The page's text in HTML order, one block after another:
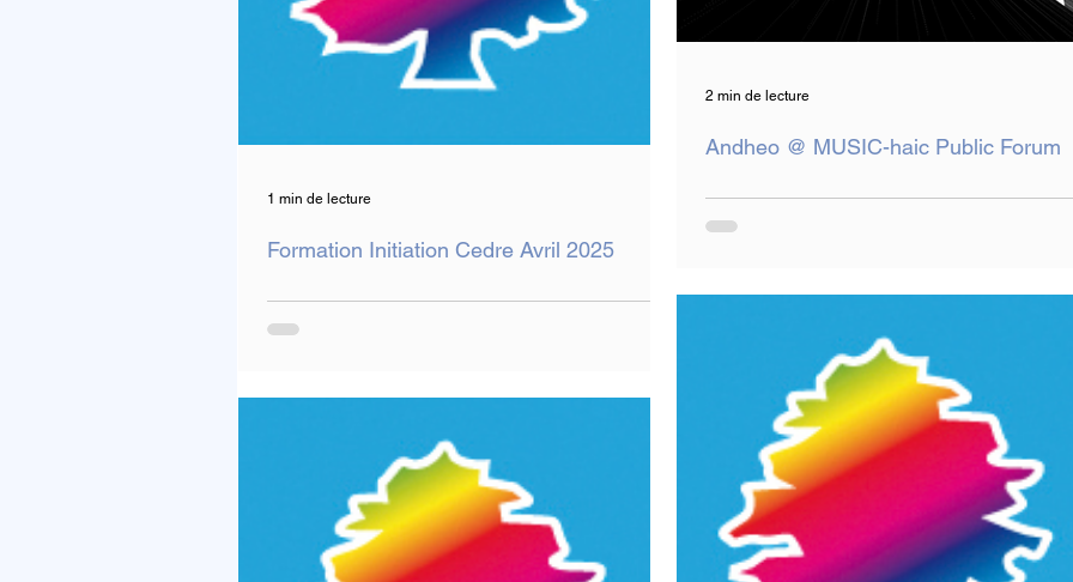
Formation Initiation Cedre Avril 2025
1 min de lecture
Andheo @ MUSIC-haic Public Forum
2 min de lecture